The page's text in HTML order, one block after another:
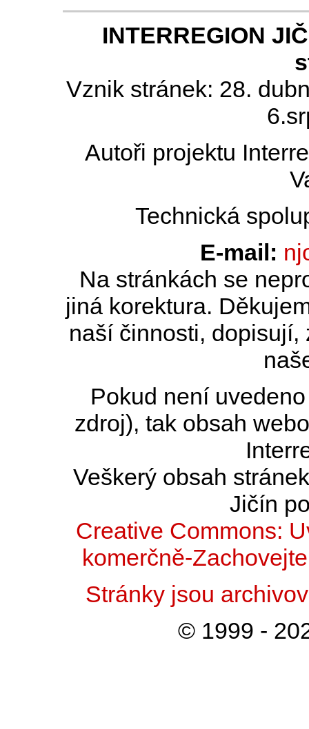
INTERREGION
Vznik stránek: 28.
Autoři projektu
Technická
E-mail:
Na stránkách se
jiná korektura.
naší činnosti,
Pokud není
zdroj), tak obsah
Veškerý obsah
Jičín
Creative Commons:
komerčně-
Stránky jsou
© 1999 -